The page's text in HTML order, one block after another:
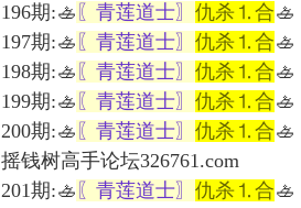
196期:🚣 〖青莲道士〗 仇杀⒈合🚣
197期:🚣 〖青莲道士〗 仇杀⒈合🚣
198期:🚣 〖青莲道士〗 仇杀⒈合🚣
199期:🚣 〖青莲道士〗 仇杀⒈合🚣
200期:🚣 〖青莲道士〗 仇杀⒈合🚣
摇钱树高手论坛326761.com
201期:🚣 〖青莲道士〗 仇杀⒈合🚣